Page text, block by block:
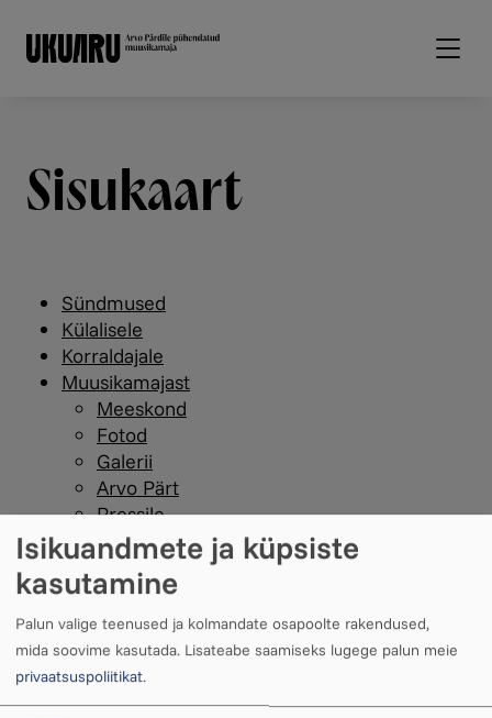
Sisukaart
Sündmused
Külalisele
Korraldajale
Muusikamajast
Meeskond
Fotod
Galerii
Arvo Pärt
Pressile
Ukuaru ajalugu
Kinkekaart
Kohvik
Artiklid
Isikuandmete ja küpsiste
kasutamine
Palun valige teenused ja kolmandate osapoolte rakendused,
mida soovime kasutada. Lisateabe saamiseks lugege palun meie
privaatsuspoliitikat.